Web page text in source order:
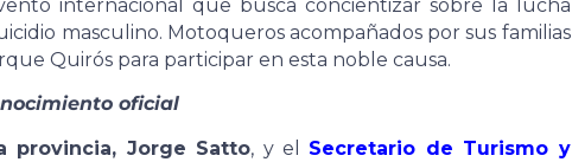
internacional que busca concientizar sobre la lucha
masculino. Motoqueros acompañados por sus familias
Quirós para participar en esta noble causa.
oficial
provincia, Jorge Satto, y el Secretario de Turismo y